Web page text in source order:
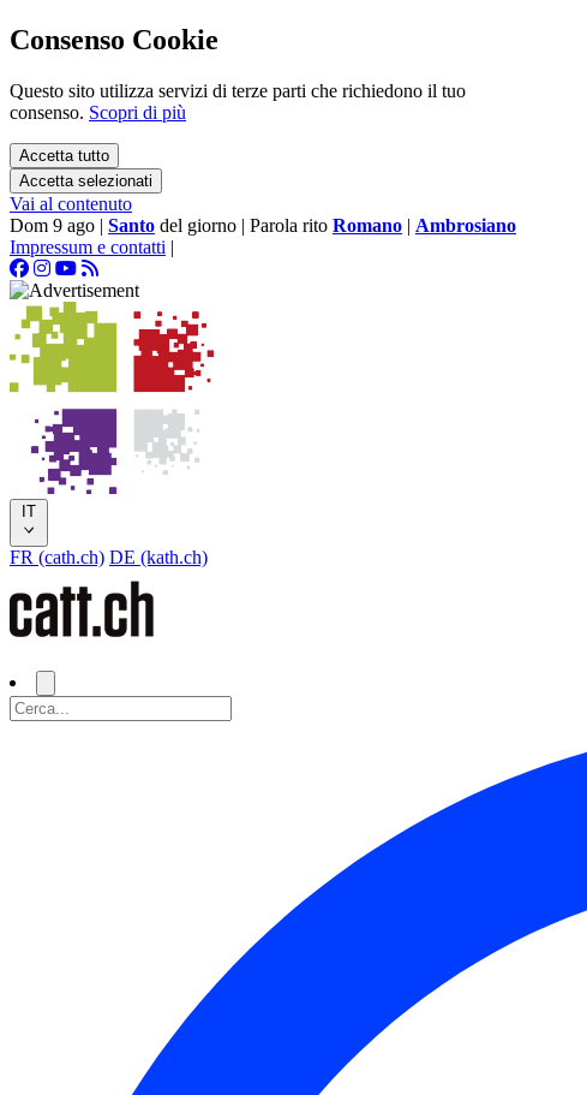
Consenso Cookie
Questo sito utilizza servizi di terze parti che richiedono il tuo
consenso. Scopri di più
Accetta tutto
Accetta selezionati
Vai al contenuto
Dom 9 ago | Santo del giorno | Parola rito Romano | Ambrosiano
Impressum e contatti |
IT
FR (cath.ch) DE (kath.ch)